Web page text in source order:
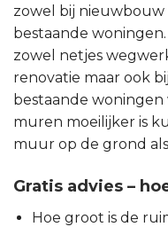
zowel bij nieuwbouw
bestaande
zowel netjes
renovatie maar ook
bestaande
muren moeilijker is
muur op de grond
Gratis advies –
Hoe groot is de